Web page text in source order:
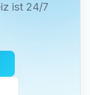
ist 24/7